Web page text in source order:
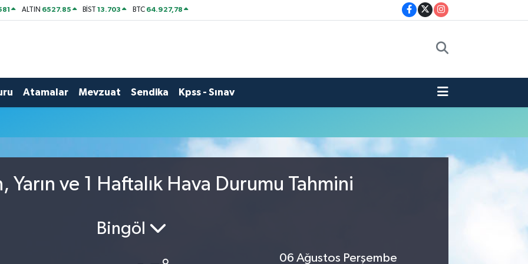
ALTIN 6527.85 BİST13.703 BTC 64.927,78
Atamalar Mevzuat Sendika Kpss - Sınav
Yarın ve 1 Haftalık Hava Durumu Tahmini
Bingöl
06 Ağustos Perşembe